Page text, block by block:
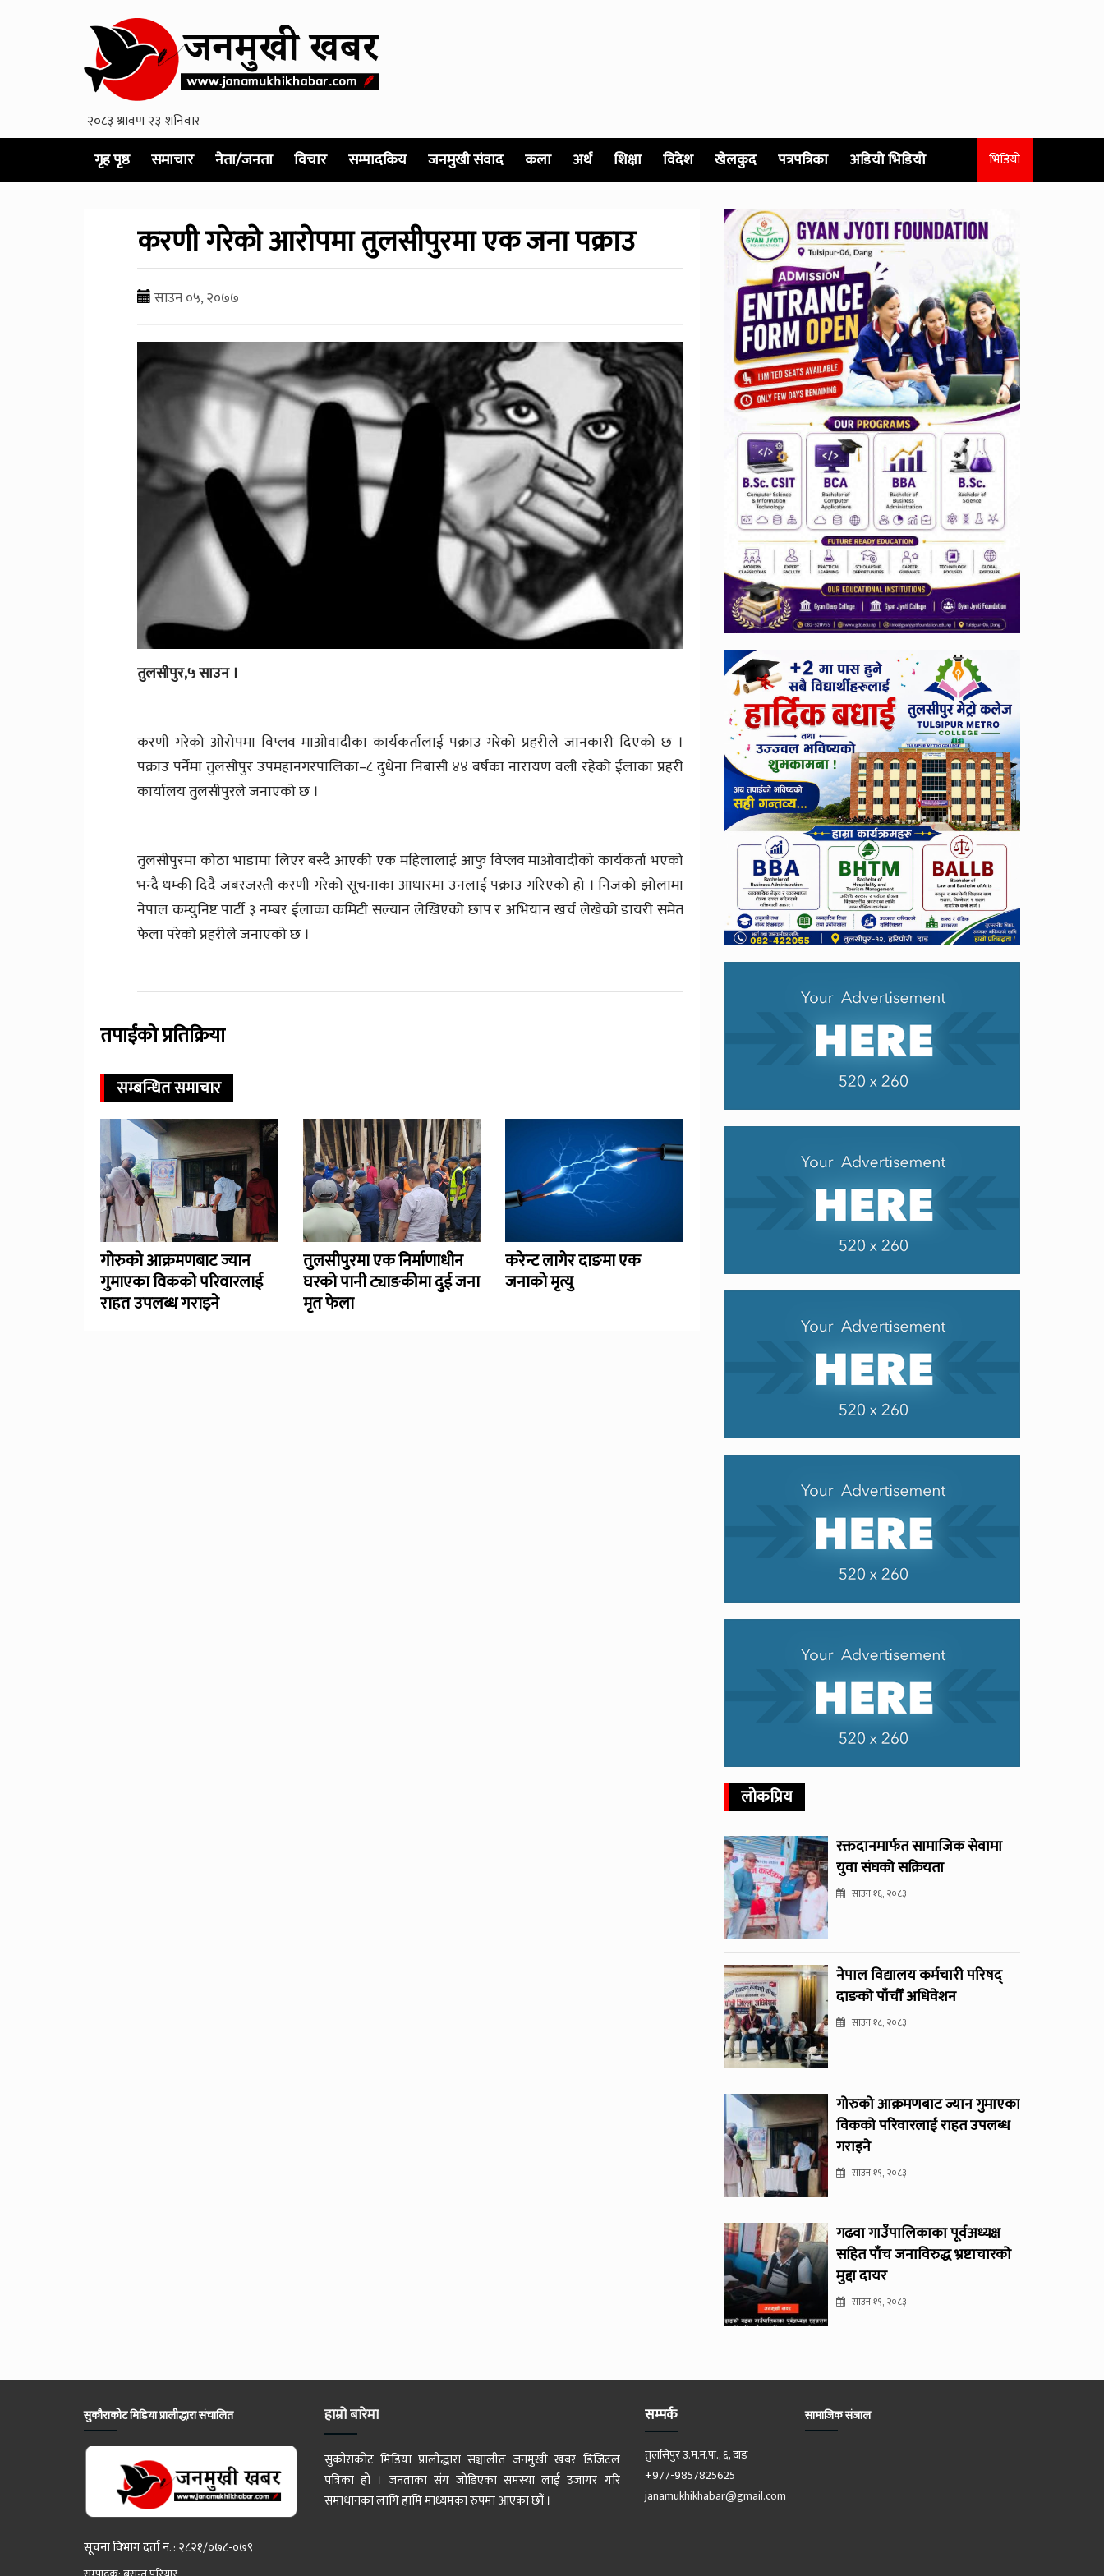
गृह पृष्ठ समाचार नेता/जनता विचार सम्पादकिय जनमुखी संवाद कला अर्थ शिक्षा विदेश खेलकुद पत्रपत्रिका अडियो भिडियो भिडियो
करणी गरेको आरोपमा तुलसीपुरमा एक जना पक्राउ
साउन ०५, २०७७
तुलसीपुर,५ साउन ।
करणी गरेको ओरोपमा विप्लव माओवादीका कार्यकर्तालाई पक्राउ गरेको प्रहरीले जानकारी दिएको छ ।
पक्राउ पर्नेमा तुलसीपुर उपमहानगरपालिका–८ दुधेना निबासी ४४ बर्षका नारायण वली रहेको ईलाका प्रहरी
कार्यालय तुलसीपुरले जनाएको छ ।
तुलसीपुरमा कोठा भाडामा लिएर बस्दै आएकी एक महिलालाई आफु विप्लव माओवादीको कार्यकर्ता भएको
भन्दै धम्की दिदै जबरजस्ती करणी गरेको सूचनाका आधारमा उनलाई पक्राउ गरिएको हो । निजको झोलामा
नेपाल कम्युनिष्ट पार्टी ३ नम्बर ईलाका कमिटी सल्यान लेखिएको छाप र अभियान खर्च लेखेको डायरी समेत
फेला परेको प्रहरीले जनाएको छ ।
तपाईंको प्रतिक्रिया
सम्बन्धित समाचार
गोरुको आक्रमणबाट ज्यान
गुमाएका विकको परिवारलाई
राहत उपलब्ध गराइने
तुलसीपुरमा एक निर्माणाधीन
घरको पानी ट्याङकीमा दुई जना
मृत फेला
करेन्ट लागेर दाङमा एक
जनाको मृत्यु
लोकप्रिय
रक्तदानमार्फत सामाजिक सेवामा
युवा संघको सक्रियता
साउन १६, २०८३
नेपाल विद्यालय कर्मचारी परिषद्
दाङको पाँचौँ अधिवेशन
साउन १८, २०८३
गोरुको आक्रमणबाट ज्यान गुमाएका
विकको परिवारलाई राहत उपलब्ध
गराइने
साउन १९, २०८३
गढवा गाउँपालिकाका पूर्वअध्यक्ष
सहित पाँच जनाविरुद्ध भ्रष्टाचारको
मुद्दा दायर
साउन १९, २०८३
सुकौराकोट मिडिया प्रालीद्धारा संचालित
सूचना विभाग दर्ता नं. : २८२१/०७८-०७९
हाम्रो बारेमा
सुकौराकोट मिडिया प्रालीद्धारा सञ्चालीत जनमुखी खबर डिजिटल
पत्रिका हो । जनताका संग जोडिएका समस्या लाई उजागर गरि
समाधानका लागि हामि माध्यमका रुपमा आएका छौं ।
सम्पर्क
तुलसिपुर उ.म.न.पा., ६, दाङ
+977-9857825625
janamukhikhabar@gmail.com
सामाजिक संजाल